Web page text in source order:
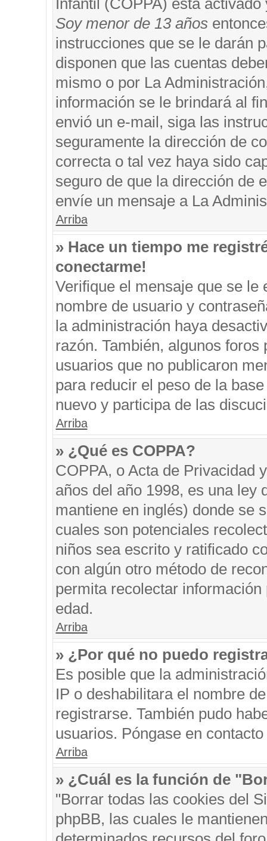
Infantil (COPPA) está
Soy menor de 13 años
instrucciones que se le darán
disponen que las cuentas
mismo o por La
información se le brindará al
envió un e-mail, siga las
seguramente la dirección de
correcta o tal vez haya sido
seguro de que la dirección de
envíe un mensaje a La
Arriba
» Hace un tiempo me
conectarme!
Verifique el mensaje que se
nombre de usuario y
la administración haya
razón. También, algunos
usuarios que no publicaron
para reducir el peso de la
nuevo y participa de las
Arriba
» ¿Qué es COPPA?
COPPA, o Acta de Privacidad
años del año 1998, es una ley
mantiene en inglés) donde se
cuales son potenciales
niños sea escrito y ratificado
con algún otro método de
permita recolectar
edad.
Arriba
» ¿Por qué no puedo
Es posible que la
IP o deshabilitara el nombre
registrarse. También pudo
usuarios. Póngase en
Arriba
» ¿Cuál es la función de
"Borrar todas las cookies del
phpBB, las cuales le